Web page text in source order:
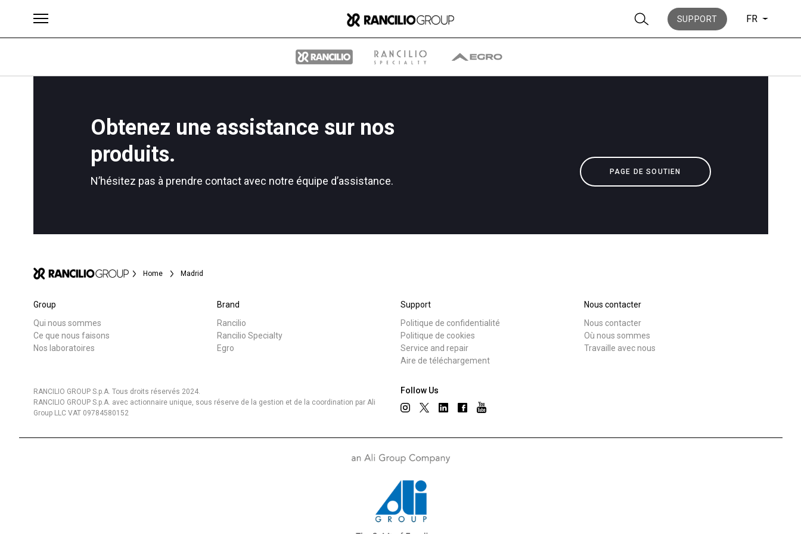
SUPPORT FR
Obtenez une assistance sur nos
produits.
N’hésitez pas à prendre contact avec notre équipe d’assistance.
PAGE DE SOUTIEN
Home Madrid
Group
Qui nous sommes
Ce que nous faisons
Nos laboratoires
Brand
Rancilio
Rancilio Specialty
Egro
Support
Politique de confidentialité
Politique de cookies
Service and repair
Aire de téléchargement
Nous contacter
Nous contacter
Où nous sommes
Travaille avec nous
Follow Us
RANCILIO GROUP S.p.A. Tous droits réservés 2024.
RANCILIO GROUP S.p.A. avec actionnaire unique, sous réserve de la gestion et de la coordination par Ali
Group LLC VAT 09784580152
Toutes Produits Nouvelles Télécharger
Brands Group
Travaille avec nous
laboratoires
Connect